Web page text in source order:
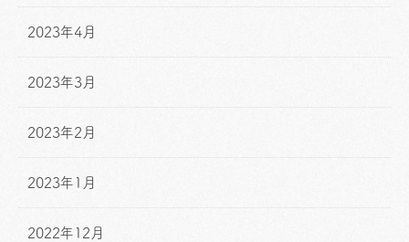
2023年4月
2023年3月
2023年2月
2023年1月
2022年12月